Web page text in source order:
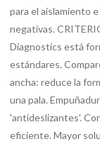
para el aislamiento
negativas.
Diagnostics está
estándares.
ancha: reduce la
una pala.
'antideslizantes'.
eficiente. Mayor